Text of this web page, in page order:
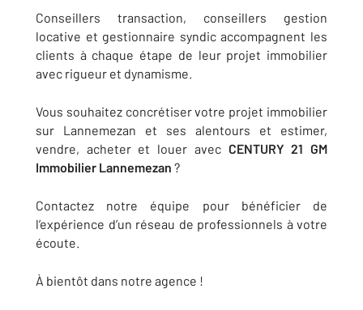
Conseillers transaction, conseillers gestion
locative et gestionnaire syndic accompagnent les
clients à chaque étape de leur projet immobilier
avec rigueur et dynamisme.
Vous souhaitez concrétiser votre projet immobilier
sur Lannemezan et ses alentours et estimer,
vendre, acheter et louer avec CENTURY 21 GM
Immobilier Lannemezan ?
Contactez notre équipe pour bénéficier de
l’expérience d’un réseau de professionnels à votre
écoute.
À bientôt dans notre agence !